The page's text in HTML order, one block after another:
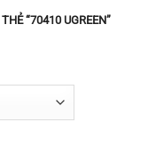
“70410 UGREEN”